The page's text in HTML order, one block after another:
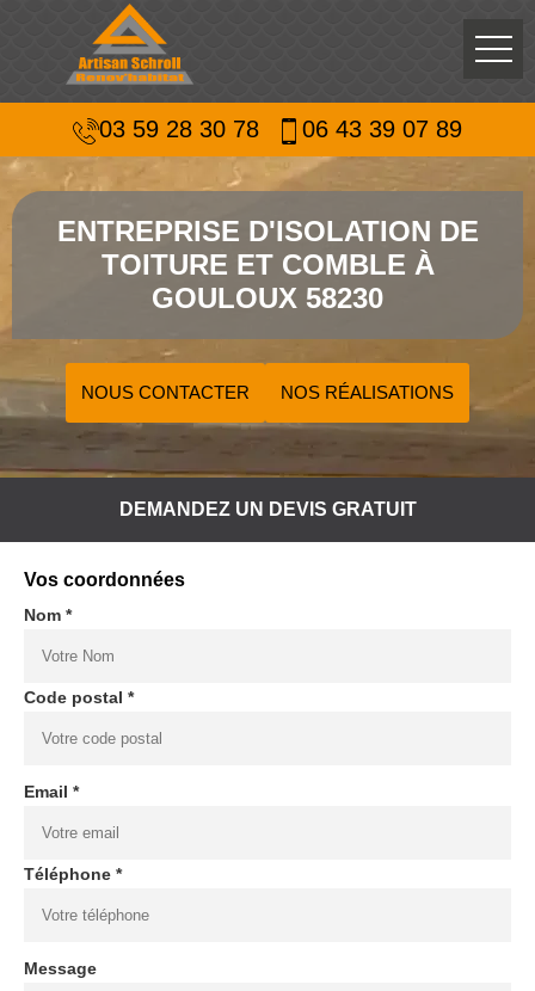
03 59 28 30 78 06 43 39 07 89
ENTREPRISE D'ISOLATION DE
TOITURE ET COMBLE À
GOULOUX 58230
NOUS CONTACTER NOS RÉALISATIONS
DEMANDEZ UN DEVIS GRATUIT
Vos coordonnées
Nom *
Code postal *
Email *
Téléphone *
Message